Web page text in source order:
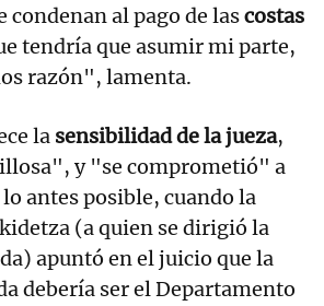
condenan al pago de lascostas
tendría que asumir mi parte,
razón", lamenta.
la sensibilidad de la jueza,
y "se comprometió" a
antes posible, cuando la
(a quien se dirigió la
apuntó en el juicio que la
debería ser el Departamento